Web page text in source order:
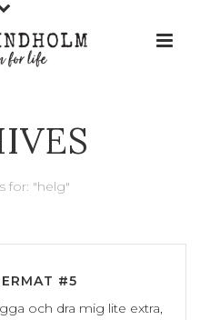
for: "helg"
#5
och dra mig lite extra,